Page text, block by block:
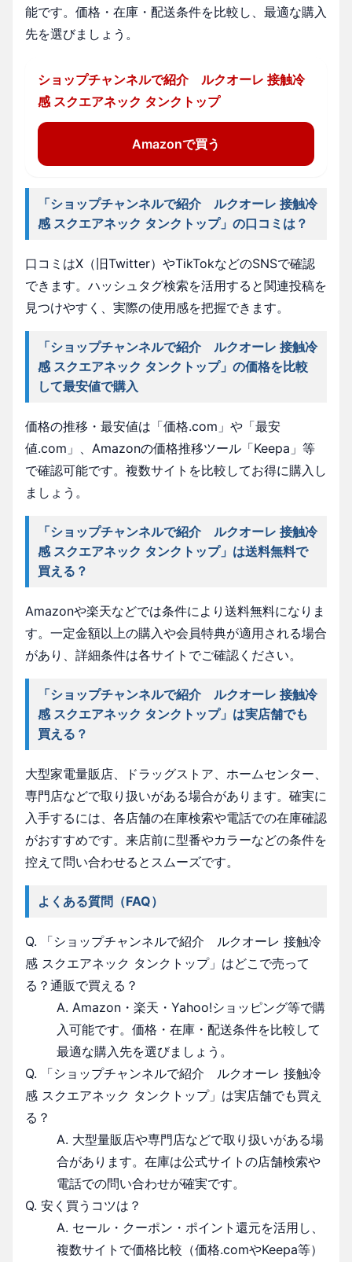
能です。価格・在庫・配送条件を比較し、最適な購入
先を選びましょう。
ショップチャンネルで紹介 ルクオーレ 接触冷
感 スクエアネック タンクトップ
Amazonで買う
「ショップチャンネルで紹介 ルクオーレ 接触冷
感 スクエアネック タンクトップ」の口コミは？
口コミはX（旧Twitter）やTikTokなどのSNSで確認
できます。ハッシュタグ検索を活用すると関連投稿を
見つけやすく、実際の使用感を把握できます。
「ショップチャンネルで紹介 ルクオーレ 接触冷
感 スクエアネック タンクトップ」の価格を比較
して最安値で購入
価格の推移・最安値は「価格.com」や「最安
値.com」、Amazonの価格推移ツール「Keepa」等
で確認可能です。複数サイトを比較してお得に購入し
ましょう。
「ショップチャンネルで紹介 ルクオーレ 接触冷
感 スクエアネック タンクトップ」は送料無料で
買える？
Amazonや楽天などでは条件により送料無料になりま
す。一定金額以上の購入や会員特典が適用される場合
があり、詳細条件は各サイトでご確認ください。
「ショップチャンネルで紹介 ルクオーレ 接触冷
感 スクエアネック タンクトップ」は実店舗でも
買える？
大型家電量販店、ドラッグストア、ホームセンター、
専門店などで取り扱いがある場合があります。確実に
入手するには、各店舗の在庫検索や電話での在庫確認
がおすすめです。来店前に型番やカラーなどの条件を
控えて問い合わせるとスムーズです。
よくある質問（FAQ）
Q. 「ショップチャンネルで紹介 ルクオーレ 接触冷
感 スクエアネック タンクトップ」はどこで売って
る？通販で買える？
A. Amazon・楽天・Yahoo!ショッピング等で購
入可能です。価格・在庫・配送条件を比較して
最適な購入先を選びましょう。
Q. 「ショップチャンネルで紹介 ルクオーレ 接触冷
感 スクエアネック タンクトップ」は実店舗でも買え
る？
A. 大型量販店や専門店などで取り扱いがある場
合があります。在庫は公式サイトの店舗検索や
電話での問い合わせが確実です。
Q. 安く買うコツは？
A. セール・クーポン・ポイント還元を活用し、
複数サイトで価格比較（価格.comやKeepa等）